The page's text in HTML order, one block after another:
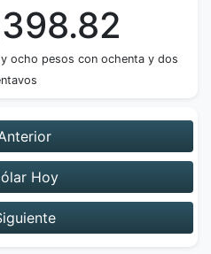
ocho pesos con ochenta y dos
Hoy